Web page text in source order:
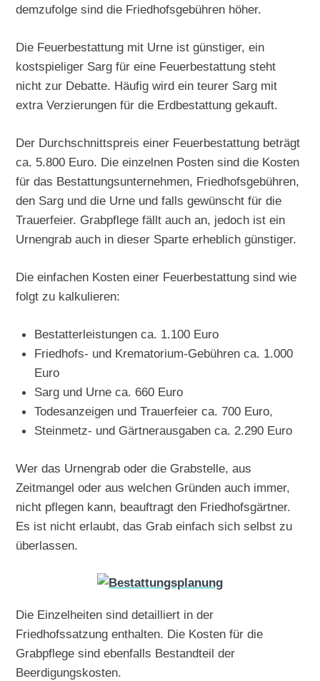
demzufolge sind die Friedhofsgebühren höher.
Die Feuerbestattung mit Urne ist günstiger, ein
kostspieliger Sarg für eine Feuerbestattung steht
nicht zur Debatte. Häufig wird ein teurer Sarg mit
extra Verzierungen für die Erdbestattung gekauft.
Der Durchschnittspreis einer Feuerbestattung beträgt
ca. 5.800 Euro. Die einzelnen Posten sind die Kosten
für das Bestattungsunternehmen, Friedhofsgebühren,
den Sarg und die Urne und falls gewünscht für die
Trauerfeier. Grabpflege fällt auch an, jedoch ist ein
Urnengrab auch in dieser Sparte erheblich günstiger.
Die einfachen Kosten einer Feuerbestattung sind wie
folgt zu kalkulieren:
Bestatterleistungen ca. 1.100 Euro
Friedhofs- und Krematorium-Gebühren ca. 1.000
Euro
Sarg und Urne ca. 660 Euro
Todesanzeigen und Trauerfeier ca. 700 Euro,
Steinmetz- und Gärtnerausgaben ca. 2.290 Euro
Wer das Urnengrab oder die Grabstelle, aus
Zeitmangel oder aus welchen Gründen auch immer,
nicht pflegen kann, beauftragt den Friedhofsgärtner.
Es ist nicht erlaubt, das Grab einfach sich selbst zu
überlassen.
Die Einzelheiten sind detailliert in der
Friedhofssatzung enthalten. Die Kosten für die
Grabpflege sind ebenfalls Bestandteil der
Beerdigungskosten.